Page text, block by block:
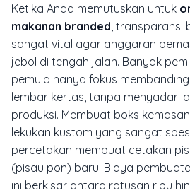
Ketika Anda memutuskan untuk
makanan branded ,
sangat vital agar anggaran
jebol di tengah jalan. Banyak
pemula hanya fokus
lembar kertas, tanpa menyadari
produksi. Membuat boks
lekukan kustom yang sangat
percetakan membuat cetakan
(pisau pon) baru. Biaya
ini berkisar antara ratusan ribu